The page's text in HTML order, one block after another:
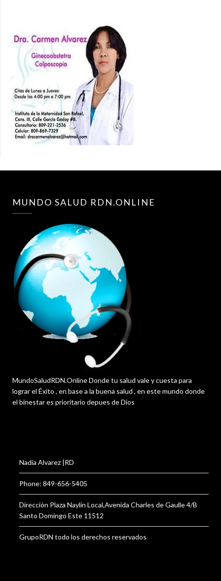
MUNDO SALUD RDN.ONLINE
MundoSaludRDN.Online Donde tu salud vale y cuesta para
lograr el Éxito , en base a la buena salud , en este mundo donde
el binestar es prioritario depues de Dios
Nadia Alvarez |RD
Phone: 849-656-5405
Dirección Plaza Naylin Local,Avenida Charles de Gaulle 4/B
Santo Domingo Este 11512
GrupoRDN todo los derechos reservados